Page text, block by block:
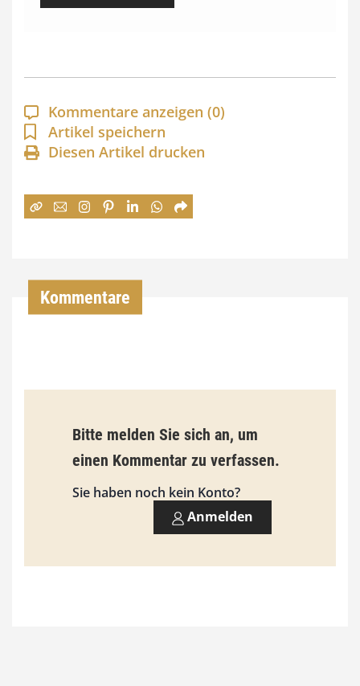
p
a
n
n
:
€
i
s
9
0
Kommentare anzeigen (0)
Artikel speichern
Diesen Artikel drucken
Kommentare
Bitte melden Sie sich an, um
einen Kommentar zu verfassen.
Sie haben noch kein Konto?
Anmelden